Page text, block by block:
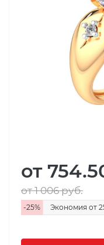
от
от 1 006руб.
-25% Экономия от